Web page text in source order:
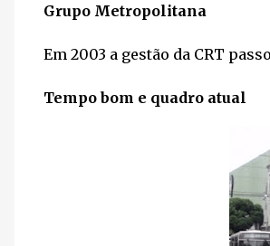
Grupo Metropolitana
Em 2003 a gestão da CRT
Tempo bom e quadro atual